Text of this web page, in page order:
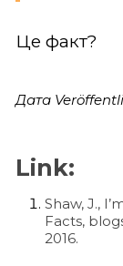
Це факт?
Дата
Link:
Shaw, J.,
Facts,
2016.